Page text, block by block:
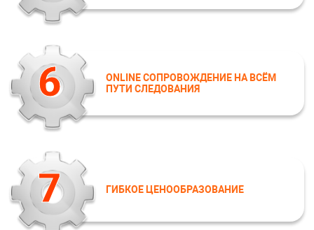
ONLINE СОПРОВОЖДЕНИЕ НА ВСЁМ
ПУТИ СЛЕДОВАНИЯ
6
ГИБКОЕ ЦЕНООБРАЗОВАНИЕ
7